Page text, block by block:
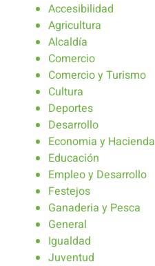
Accesibilidad
Agricultura
Alcaldía
Comercio
Comercio y Turismo
Cultura
Deportes
Desarrollo
Economia y Hacienda
Educación
Empleo y Desarrollo
Festejos
Ganaderia y Pesca
General
Igualdad
Juventud